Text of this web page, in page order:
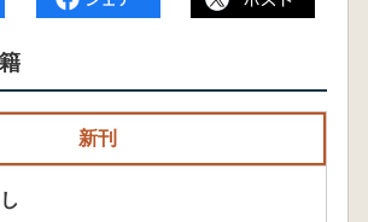
新刊